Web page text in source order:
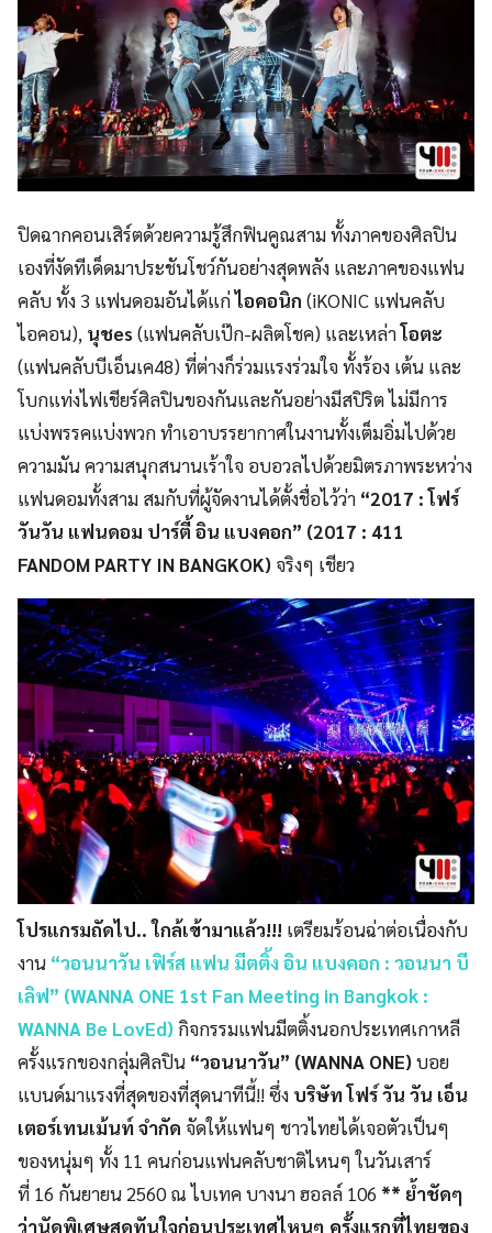
ปิดฉากคอนเสิร์ตด้วยความรู้สึกฟินคูณสาม ทั้งภาคของศิลปิน
เองที่งัดทีเด็ดมาประชันโชว์กันอย่างสุดพลัง และภาคของแฟน
คลับ ทั้ง 3 แฟนดอมอันได้แก่ไอคอนิก (iKONIC แฟนคลับ
ไอคอน), นุชes(แฟนคลับเป๊ก-ผลิตโชค) และเหล่าโอตะ
(แฟนคลับบีเอ็นเค48) ที่ต่างก็ร่วมแรงร่วมใจ ทั้งร้อง เต้น และ
โบกแท่งไฟเชียร์ศิลปินของกันและกันอย่างมีสปิริต ไม่มีการ
แบ่งพรรคแบ่งพวก ทำเอาบรรยากาศในงานทั้งเต็มอิ่มไปด้วย
ความมัน ความสนุกสนานเร้าใจ อบอวลไปด้วยมิตรภาพระหว่าง
แฟนดอมทั้งสาม สมกับที่ผู้จัดงานได้ตั้งชื่อไว้ว่า “2017 :โฟร์
วันวัน แฟนดอม ปาร์ตี้ อิน แบงคอก” (2017 : 411
FANDOM PARTY IN BANGKOK) จริงๆ เชียว
โปรแกรมถัดไป.. ใกล้เข้ามาแล้ว!!! เตรียมร้อนฉ่าต่อเนื่องกับ
งาน “วอนนาวัน เฟิร์ส แฟน มีตติ้ง อิน แบงคอก : วอนนา บี
เลิฟ” (WANNA ONE 1st Fan Meeting in Bangkok :
WANNA Be LovEd) กิจกรรมแฟนมีตติ้งนอกประเทศเกาหลี
ครั้งแรกของกลุ่มศิลปิน “วอนนาวัน” (WANNA ONE)บอย
แบนด์มาแรงที่สุดของที่สุดนาทีนี้!!ซึ่ง บริษัท โฟร์ วัน วัน เอ็น
เตอร์เทนเม้นท์ จำกัด จัดให้แฟนๆ ชาวไทยได้เจอตัวเป็นๆ
ของหนุ่มๆ ทั้ง 11 คนก่อนแฟนคลับชาติไหนๆ ในวันเสาร์
ที่ 16 กันยายน 2560 ณ ไบเทค บางนาฮอลล์ 106 ** ย้ำชัดๆ
ว่านัดพิเศษสุดทันใจก่อนประเทศไหนๆ ครั้งแรกที่ไทยของ